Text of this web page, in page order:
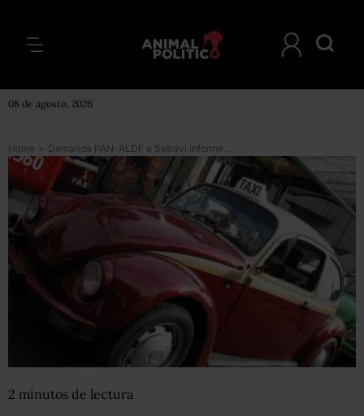
08 de agosto, 2026
Home > Demanda PAN-ALDF a Setravi informe sobre taxis “pirata”
2 minutos de lectura